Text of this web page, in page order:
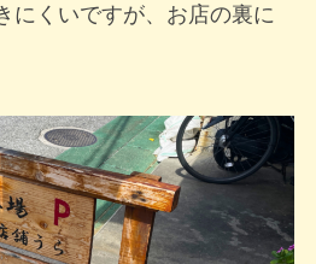
にくいですが、お店の裏に